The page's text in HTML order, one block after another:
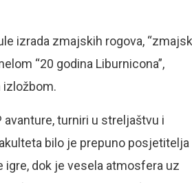
izrada zmajskih rogova,
“20 godina Liburnicona”,
avanture, turniri u streljaštvu i
bilo je prepuno posjetitelja
igre, dok je vesela atmosfera uz